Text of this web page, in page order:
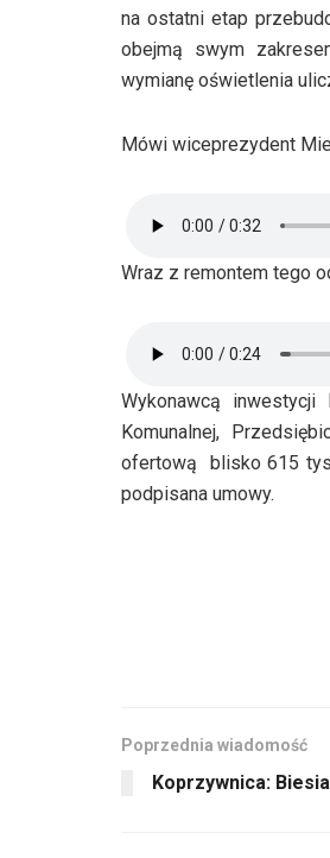
na ostatni etap
obejmą swym
wymianę oświetlenia
Mówi wiceprezydent
Wraz z remontem tego
Wykonawcą
Komunalnej,
ofertową blisko 615
podpisana umowy.
Poprzednia wiadomość
Koprzywnica: